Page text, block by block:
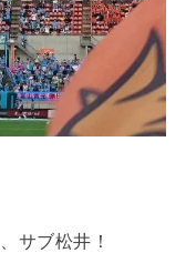
サブ松井！